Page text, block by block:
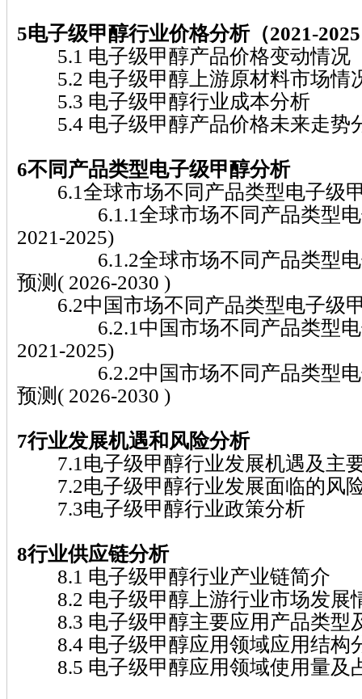
5电子级甲醇行业价格分析（2021-
5.1 电子级甲醇产品价格变动情况
5.2 电子级甲醇上游原材料市场情
5.3 电子级甲醇行业成本分析
5.4 电子级甲醇产品价格未来走势
6不同产品类型电子级甲醇分析
6.1全球市场不同产品类型电子级
6.1.1全球市场不同产品类型电
2021-2025)
6.1.2全球市场不同产品类型电
预测( 2026-2030 )
6.2中国市场不同产品类型电子级
6.2.1中国市场不同产品类型电
2021-2025)
6.2.2中国市场不同产品类型电
预测( 2026-2030 )
7行业发展机遇和风险分析
7.1电子级甲醇行业发展机遇及主
7.2电子级甲醇行业发展面临的风
7.3电子级甲醇行业政策分析
8行业供应链分析
8.1 电子级甲醇行业产业链简介
8.2 电子级甲醇上游行业市场发展
8.3 电子级甲醇主要应用产品类型
8.4 电子级甲醇应用领域应用结构
8.5 电子级甲醇应用领域使用量及